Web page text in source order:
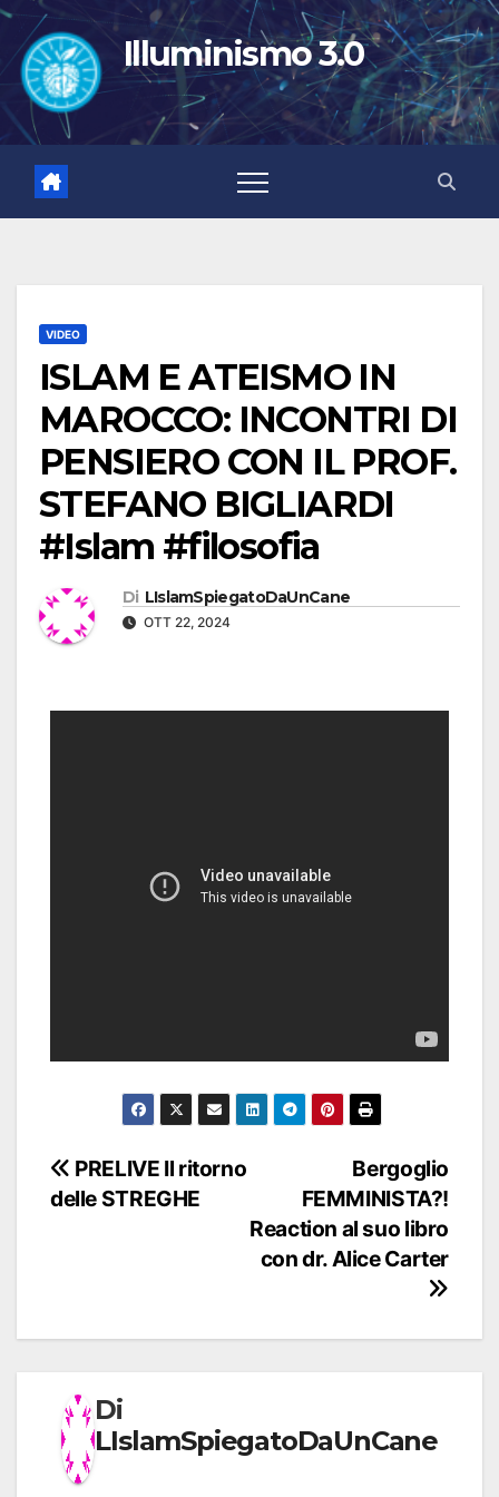
Salta
contenuto
Illuminismo 3.0
VIDEO
ISLAM E ATEISMO IN
MAROCCO: INCONTRI DI
PENSIERO CON IL PROF.
STEFANO BIGLIARDI
#Islam #filosofia
Di LIslamSpiegatoDaUnCane
OTT 22, 2024
Navigazione
articoli
Bergoglio
FEMMINISTA?!
Reaction al suo libro
con dr. Alice Carter
PRELIVE Il ritorno
delle STREGHE
Di
LIslamSpiegatoDaUnCane